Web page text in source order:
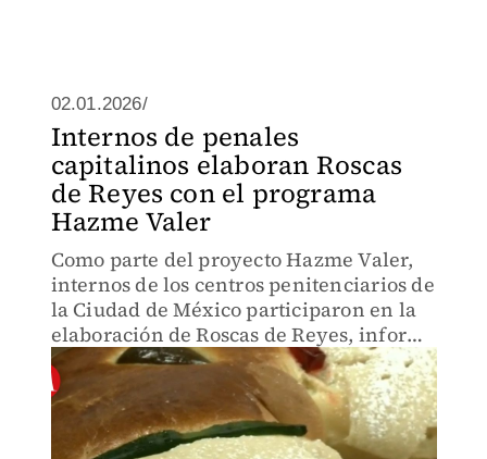
02.01.2026/
Internos de penales
capitalinos elaboran Roscas
de Reyes con el programa
Hazme Valer
Como parte del proyecto Hazme Valer,
internos de los centros penitenciarios de
la Ciudad de México participaron en la
elaboración de Roscas de Reyes, informó
la Secretaría de Seguridad Ciudadana.